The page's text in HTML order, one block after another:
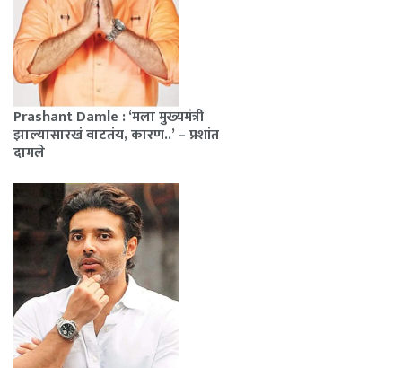
Prashant Damle : ‘मला मुख्यमंत्री
झाल्यासारखं वाटतंय, कारण..’ – प्रशांत
दामले